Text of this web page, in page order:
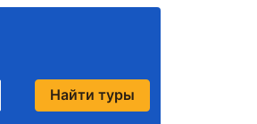
Найти туры